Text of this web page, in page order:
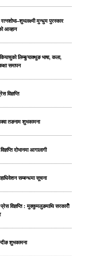
मुन्धुम पुरस्कार
आव्हान
लिम्बु/याक्थुङ भाषा, कला,
समापन
विज्ञप्ति
तङनाम शुभकामना
दोभानमा आगालागी
सम्बन्धमा सूचना
विज्ञप्ति : मुक्कुमलुङमाथि सरकारीे
शुभकामना